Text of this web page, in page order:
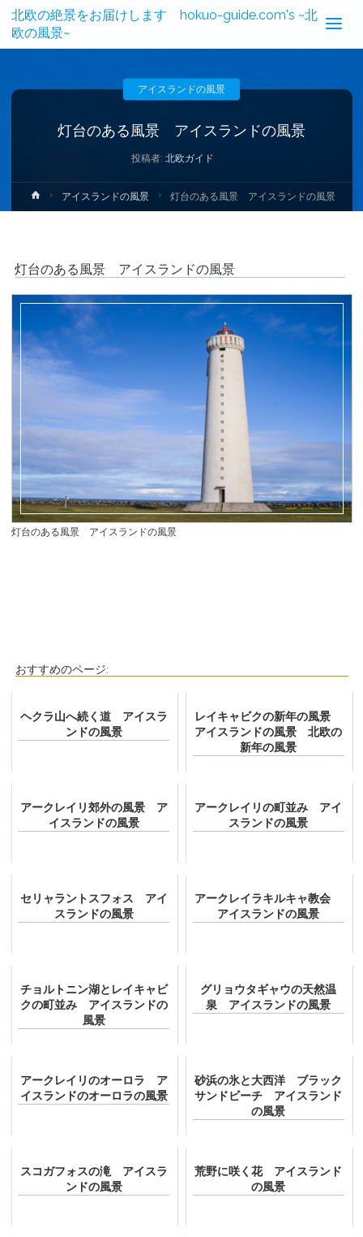
北欧の絶景をお届けします hokuo-guide.com's ~北
欧の風景~
灯台のある風景 アイスランドの風景
投稿者: 北欧ガイド
アイスランドの風景
ホ
ー
アイスランドの風景 灯台のある風景 アイスランドの風景
灯台のある風景 アイスランドの風景
灯台のある風景 アイスランドの風景
おすすめのページ:
ヘクラ山へ続く道 アイスラ
ンドの風景
レイキャビクの新年の風景
アイスランドの風景 北欧の
新年の風景
アークレイリ郊外の風景 ア
イスランドの風景
アークレイリの町並み アイ
スランドの風景
セリャラントスフォス アイ
スランドの風景
アークレイラキルキャ教会
アイスランドの風景
チョルトニン湖とレイキャビ
クの町並み アイスランドの
風景
グリョウタギャウの天然温
泉 アイスランドの風景
アークレイリのオーロラ ア
イスランドのオーロラの風景
砂浜の氷と大西洋 ブラック
サンドビーチ アイスランド
の風景
スコガフォスの滝 アイスラ
ンドの風景
荒野に咲く花 アイスランド
の風景